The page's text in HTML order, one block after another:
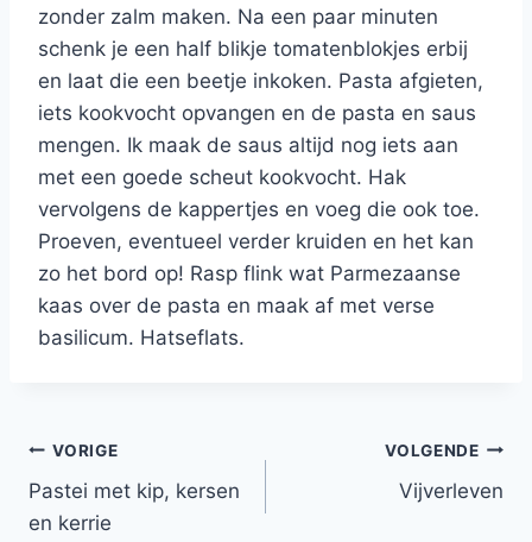
zonder zalm maken. Na een paar minuten
schenk je een half blikje tomatenblokjes erbij
en laat die een beetje inkoken. Pasta afgieten,
iets kookvocht opvangen en de pasta en saus
mengen. Ik maak de saus altijd nog iets aan
met een goede scheut kookvocht. Hak
vervolgens de kappertjes en voeg die ook toe.
Proeven, eventueel verder kruiden en het kan
zo het bord op! Rasp flink wat Parmezaanse
kaas over de pasta en maak af met verse
basilicum. Hatseflats.
Bericht
navigatie
VORIGE
Pastei met kip, kersen
en kerrie
VOLGENDE
Vijverleven